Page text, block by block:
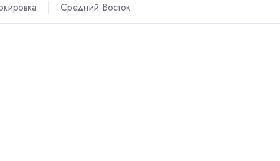
Средний Восток